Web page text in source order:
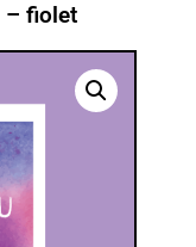
– fiolet